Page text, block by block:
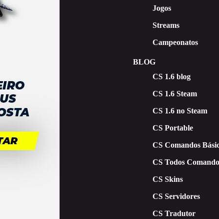
Jogos
Streams
Campeonatos
BLOG
CS 1.6 blog
CS 1.6 Steam
CS 1.6 no Steam
CS Portable
CS Comandos
CS Todos
CS Skins
CS Servidores
CS Tradutor